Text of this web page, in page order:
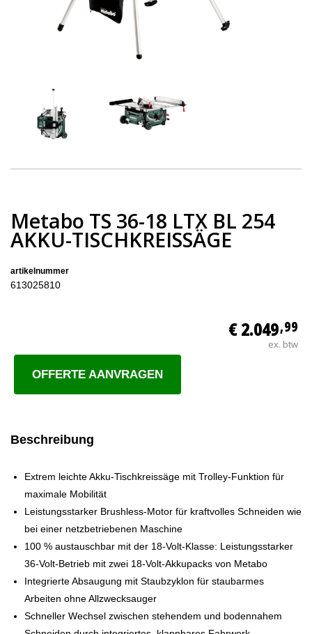
Metabo TS 36-18 LTX BL 254
AKKU-TISCHKREISSÄGE
artikelnummer
613025810
€ 2.049,99
ex. btw
OFFERTE AANVRAGEN
Beschreibung
Extrem leichte Akku-Tischkreissäge mit Trolley-Funktion für
maximale Mobilität
Leistungsstarker Brushless-Motor für kraftvolles Schneiden wie
bei einer netzbetriebenen Maschine
100 % austauschbar mit der 18-Volt-Klasse: Leistungsstarker
36-Volt-Betrieb mit zwei 18-Volt-Akkupacks von Metabo
Integrierte Absaugung mit Staubzyklon für staubarmes
Arbeiten ohne Allzwecksauger
Schneller Wechsel zwischen stehendem und bodennahem